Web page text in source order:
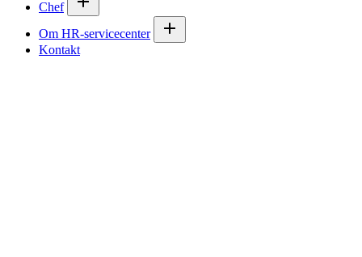
Chef
Om HR-servicecenter
Kontakt